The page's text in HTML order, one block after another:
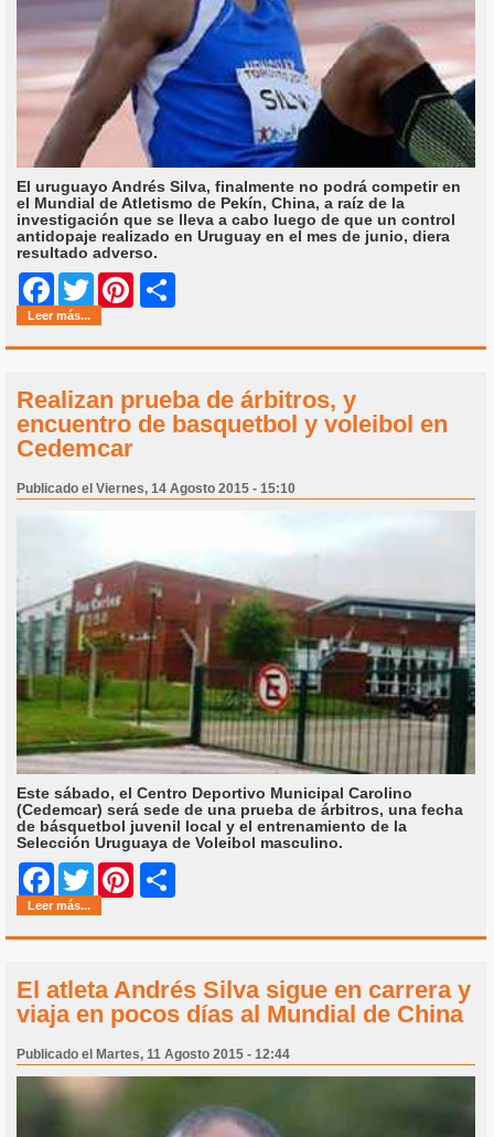
El uruguayo Andrés Silva, finalmente no podrá competir en
el Mundial de Atletismo de Pekín, China, a raíz de la
investigación que se lleva a cabo luego de que un control
antidopaje realizado en Uruguay en el mes de junio, diera
resultado adverso.
Facebook
Twitter Pinterest
Leer más...
Realizan prueba de árbitros, y
encuentro de basquetbol y voleibol en
Cedemcar
Publicado el Viernes, 14 Agosto 2015 - 15:10
Este sábado, el Centro Deportivo Municipal Carolino
(Cedemcar) será sede de una prueba de árbitros, una fecha
de básquetbol juvenil local y el entrenamiento de la
Selección Uruguaya de Voleibol masculino.
Facebook
Twitter Pinterest
Leer más...
El atleta Andrés Silva sigue en carrera y
viaja en pocos días al Mundial de China
Publicado el Martes, 11 Agosto 2015 - 12:44